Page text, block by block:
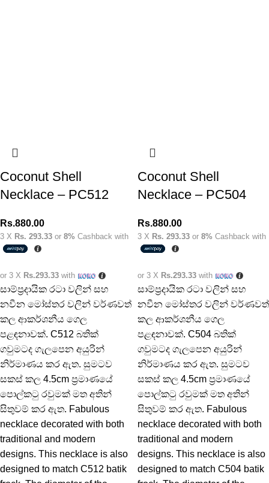
Coconut Shell
Necklace – PC512
Rs.880.00
3 X Rs. 293.33 or 8% Cashback with
or 3 X Rs.293.33 with
සාම්ප්‍රදායික රටා වලින් සහ
නවීන මෝස්තර වලින් වර්ණවත්
කල ආකර්ශනීය ගෙල
පළඳනාවක්. C512 බතික්
ගවුමටද ගැලපෙන අයුරින්
නිර්මාණය කර ඇත. සුමටව
සකස් කල 4.5cm ප්‍රමාණයේ
පොල්කටු රවුමක් මත අතින්
සිතුවම් කර ඇත. Fabulous
necklace decorated with both
traditional and modern
designs. This necklace is also
designed to match C512 batik
Coconut Shell
Necklace – PC504
Rs.880.00
3 X Rs. 293.33 or 8% Cashback with
or 3 X Rs.293.33 with
සාම්ප්‍රදායික රටා වලින් සහ
නවීන මෝස්තර වලින් වර්ණවත්
කල ආකර්ශනීය ගෙල
පළඳනාවක්. C504 බතික්
ගවුමටද ගැලපෙන අයුරින්
නිර්මාණය කර ඇත. සුමටව
සකස් කල 4.5cm ප්‍රමාණයේ
පොල්කටු රවුමක් මත අතින්
සිතුවම් කර ඇත. Fabulous
necklace decorated with both
traditional and modern
designs. This necklace is also
designed to match C504 batik